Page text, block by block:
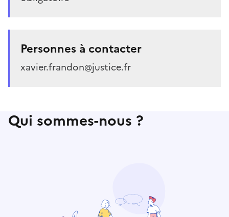
Personnes à contacter
xavier.frandon@justice.fr
Qui sommes-nous ?